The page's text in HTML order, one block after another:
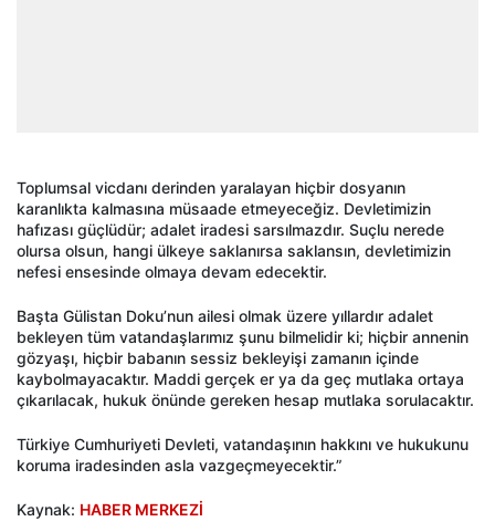
Toplumsal vicdanı derinden yaralayan hiçbir dosyanın
karanlıkta kalmasına müsaade etmeyeceğiz. Devletimizin
hafızası güçlüdür; adalet iradesi sarsılmazdır. Suçlu nerede
olursa olsun, hangi ülkeye saklanırsa saklansın, devletimizin
nefesi ensesinde olmaya devam edecektir.
Başta Gülistan Doku’nun ailesi olmak üzere yıllardır adalet
bekleyen tüm vatandaşlarımız şunu bilmelidir ki; hiçbir annenin
gözyaşı, hiçbir babanın sessiz bekleyişi zamanın içinde
kaybolmayacaktır. Maddi gerçek er ya da geç mutlaka ortaya
çıkarılacak, hukuk önünde gereken hesap mutlaka sorulacaktır.
Türkiye Cumhuriyeti Devleti, vatandaşının hakkını ve hukukunu
koruma iradesinden asla vazgeçmeyecektir.”
Kaynak: HABER MERKEZİ